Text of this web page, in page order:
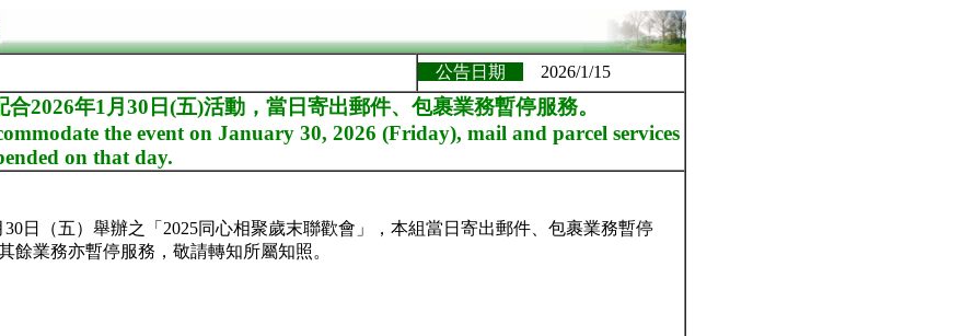
公告日期
2026/1/15
合2026年1月30日(五)活動，當日寄出郵件、包裹業務暫停服務。
the event on January 30, 2026 (Friday), mail and parcel services
on that day.
30日（五）舉辦之「2025同心相聚歲末聯歡會」，本組當日寄出郵件、包裹業務暫停
餘業務亦暫停服務，敬請轉知所屬知照。